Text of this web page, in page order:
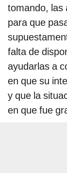
tomando, las
para que
falta de
ayudarlas a
en que su
y que la
en que fue